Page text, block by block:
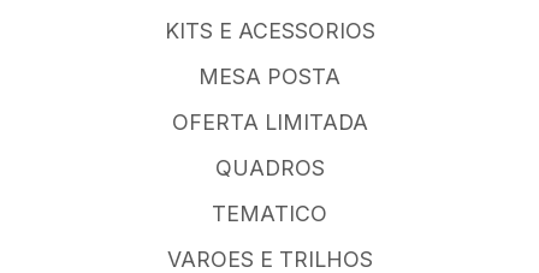
KITS E ACESSORIOS
MESA POSTA
OFERTA LIMITADA
QUADROS
TEMATICO
VAROES E TRILHOS